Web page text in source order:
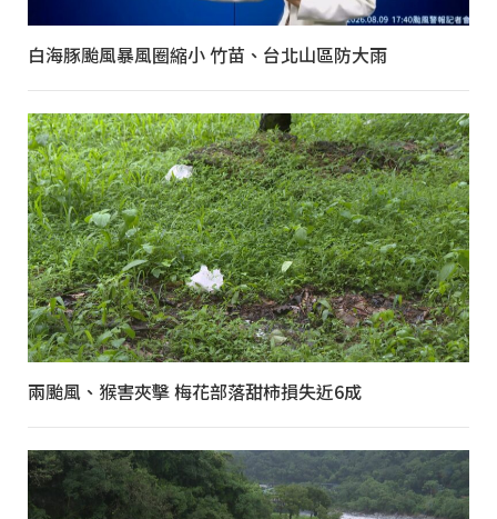
白海豚颱風暴風圈縮小 竹苗、台北山區防大雨
兩颱風、猴害夾擊 梅花部落甜柿損失近6成